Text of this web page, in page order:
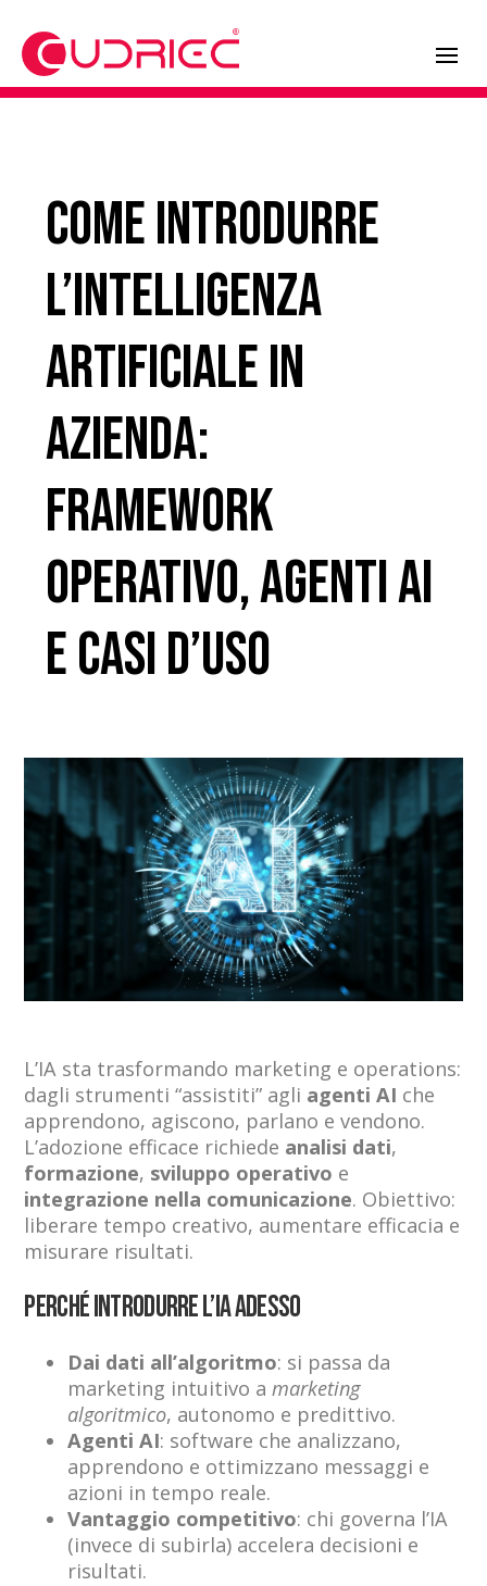
Come introdurre
l’Intelligenza
Artificiale in
azienda:
framework
operativo, agenti AI
e casi d’uso
L’IA sta trasformando marketing e operations:
dagli strumenti “assistiti” agli agenti AI che
apprendono, agiscono, parlano e vendono.
L’adozione efficace richiede analisi dati,
formazione, sviluppo operativo e
integrazione nella comunicazione. Obiettivo:
liberare tempo creativo, aumentare efficacia e
misurare risultati.
Perché introdurre l’IA adesso
Dai dati all’algoritmo: si passa da
marketing intuitivo amarketing
algoritmico, autonomo e predittivo.
Agenti AI: software che analizzano,
apprendono e ottimizzano messaggi e
azioni in tempo reale.
Vantaggio competitivo: chi governa l’IA
(invece di subirla) accelera decisioni e
risultati.